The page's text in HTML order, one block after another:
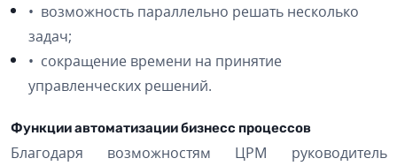
• возможность параллельно решать несколько
задач;
• сокращение времени на принятие
управленческих решений.
Функции автоматизации бизнесс процессов
Благодаря возможностям ЦРМ руководитель